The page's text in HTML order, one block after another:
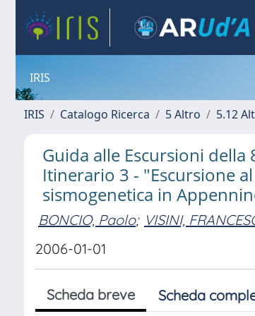
IRIS
IRIS Catalogo Ricerca 5 Altro 5.12
Guida alle Escursioni della
Itinerario 3 - "Escursione
sismogenetica in
BONCIO, Paolo; VISINI,
2006-01-01
Scheda breve Scheda